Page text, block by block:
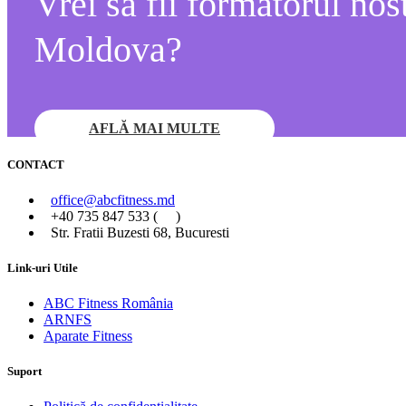
Moldova?
AFLĂ MAI MULTE
CONTACT
office@abcfitness.md
+40 735 847 533 (
)
Str. Fratii Buzesti 68, Bucuresti
Link-uri Utile
ABC Fitness România
ARNFS
Aparate Fitness
Suport